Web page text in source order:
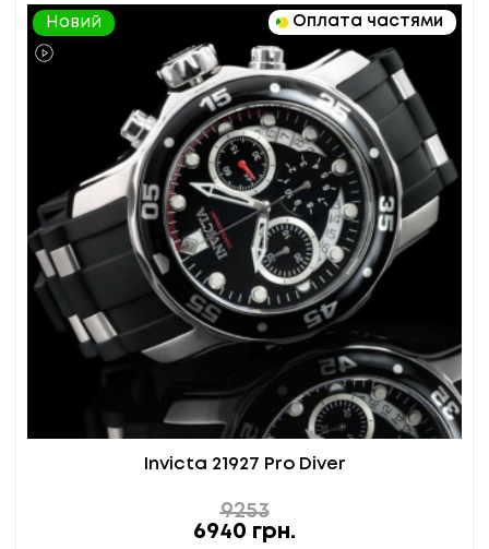
Новий Оплата частями
Invicta 21927 Pro Diver
9253
6940 грн.